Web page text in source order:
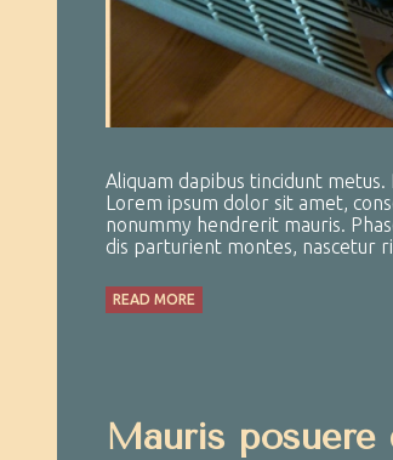
Aliquam dapibus tincidunt
Lorem ipsum dolor sit amet,
nonummy hendrerit mauris.
dis parturient montes, nascetur
READ MORE
Mauris posuere